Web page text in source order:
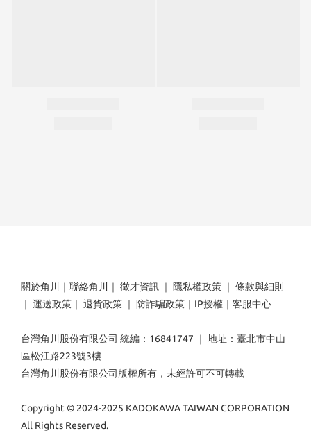
關於角川 ｜ 聯絡角川 ｜ 徵才資訊 ｜ 隱私權政策 ｜ 條款與細則
｜ 運送政策 ｜ 退貨政策 ｜ 防詐騙政策 ｜ IP授權 ｜ 客服中心
台灣角川股份有限公司 統編：16841747 ｜ 地址：臺北市中山
區松江路223號3樓
台灣角川股份有限公司版權所有，未經許可不可轉載
Copyright © 2024-2025 KADOKAWA TAIWAN CORPORATION
All Rights Reserved.